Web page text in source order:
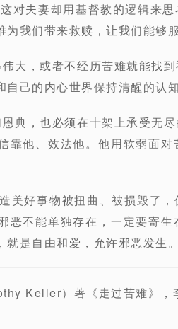
对夫妻却用基督教的逻辑来
我们带来救赎，让我们能够
大，或者不经历苦难就能找
己的内心世界保持清醒的认
典，也必须在十架上承受无
靠他、效法他。他用软弱面
美好事物被扭曲、被损毁了，
恶不能单独存在，一定要寄
是自由和爱，允许邪恶发生
Keller）著《走过苦难》，